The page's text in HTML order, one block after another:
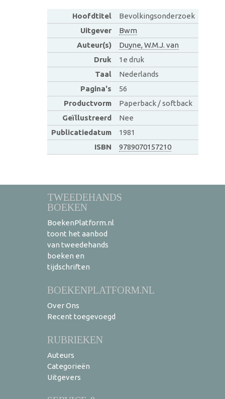
Hoofdtitel
Bevolkingsonderzoek
Uitgever
Bwm
Auteur(s)
Duyne, W.M.J. van
Druk
1e druk
Taal
Nederlands
Pagina's
56
Productvorm
Paperback / softback
Geïllustreerd
Nee
Publicatiedatum
1981
ISBN
9789070157210
TWEEDEHANDS
BOEKEN
BoekenPlatform.nl
toont het aanbod
van tweedehands
boeken en
tijdschriften
BOEKENPLATFORM.NL
Over Ons
Recent toegevoegd
RUBRIEKEN
Auteurs
Categorieën
Uitgevers